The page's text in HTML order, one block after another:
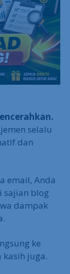
selalu
dan
email, Anda
sajian blog
dampak
ke
juga.